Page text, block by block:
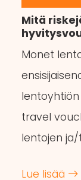
Mitä
Monet
travel
lentojen ja/
Lue lisää